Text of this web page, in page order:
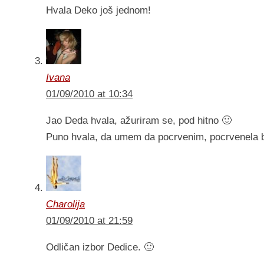
Hvala Deko još jednom!
Ivana
01/09/2010 at 10:34
Jao Deda hvala, ažuriram se, pod hitno 🙂
Puno hvala, da umem da pocrvenim, pocrvenela
Charolija
01/09/2010 at 21:59
Odličan izbor Dedice. 🙂